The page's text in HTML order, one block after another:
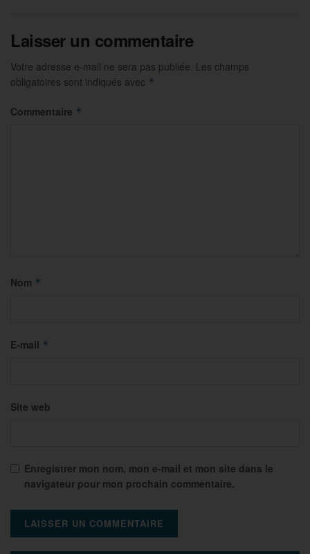
Laisser un commentaire
Votre adresse e-mail ne sera pas publiée. Les champs
obligatoires sont indiqués avec *
Commentaire *
Nom *
E-mail *
Site web
Enregistrer mon nom, mon e-mail et mon site dans le
navigateur pour mon prochain commentaire.